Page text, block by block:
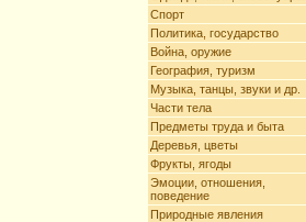
Спорт
Политика, государство
Война, оружие
География, туризм
Музыка, танцы, звуки и др.
Части тела
Предметы труда и быта
Деревья, цветы
Фрукты, ягоды
Эмоции, отношения,
поведение
Природные явления